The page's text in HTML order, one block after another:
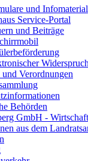
und Infomaterial
Service-Portal
und Beiträge
Widerspruch
und Verordnungen
Behörden
GmbH -
aus dem